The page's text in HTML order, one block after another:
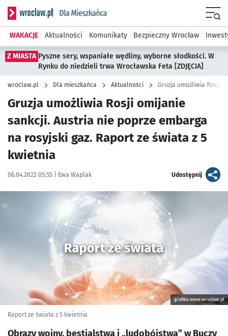
Serwis informacyjny wroclaw.pl podserwis: Dla mieszkańca
WAKACJE Aktualności Komunikaty Bezpieczny Wrocław
Z MIASTA Pyszne sery, wspaniałe wędliny, wyborne słodkości. W
Rynku do niedzieli trwa Wrocławska Feta [ZDJĘCIA]
wroclaw.pl Dla mieszkańca Aktualności
Gruzja umożliwia Rosji omijanie
sankcji. Austria nie poprze embarga
na rosyjski gaz. Raport ze świata z 5
kwietnia
Data publikacji:
06.04.2022 05:55 | Autor:
Ewa Waplak Udostępnijartykuł
Kliknij, aby powiększyć
grafika www.wroclaw.pl
Raport ze świata z 5 kwietnia
Obrazy wojny, bestialstwa i „ludobójstwa” w Buczy